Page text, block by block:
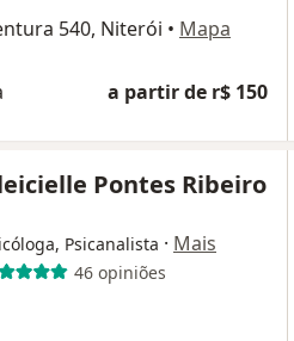
540, Niterói • Mapa
a partir de r$ 150
Pontes Ribeiro
Psicanalista · Mais
46 opiniões